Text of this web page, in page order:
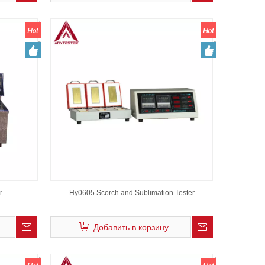
Hy0605 Scorch and Sublimation Tester
Добавить в корзину